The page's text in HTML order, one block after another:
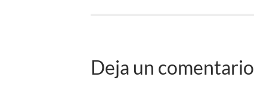
Deja un comentario